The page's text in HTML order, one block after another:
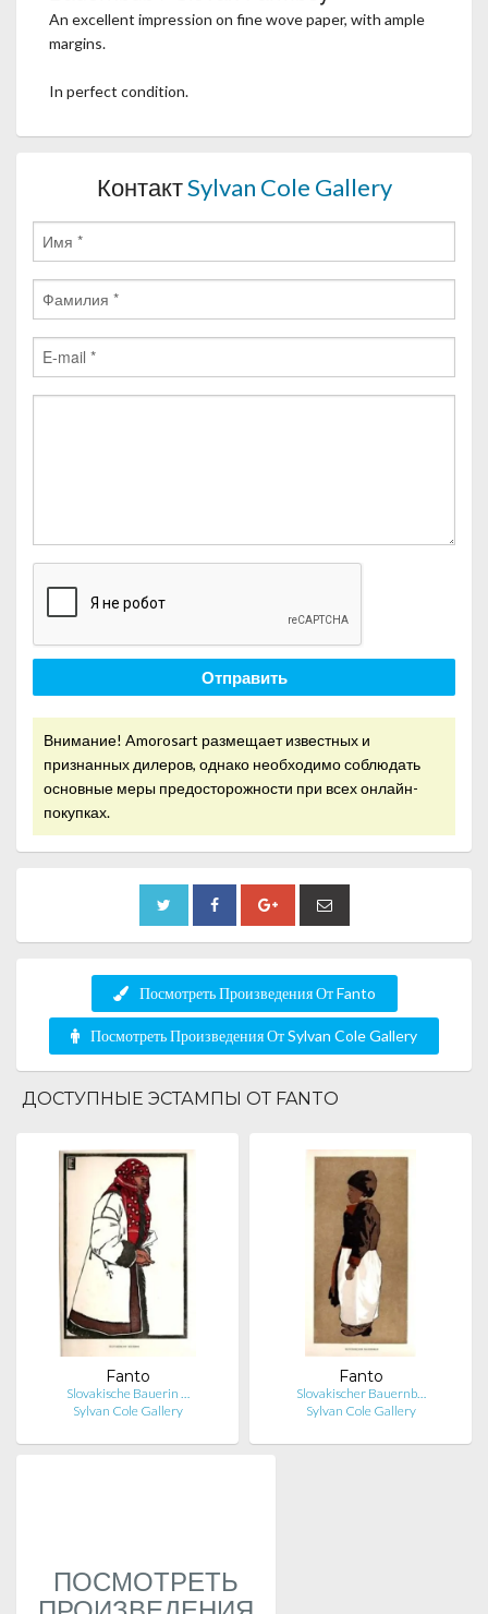
An excellent impression on fine wove paper, with ample
margins.
In perfect condition.
КонтактSylvan Cole Gallery
Отправить
Внимание! Amorosart размещает известных и
признанных дилеров, однако необходимо соблюдать
основные меры предосторожности при всех онлайн-
покупках.
Посмотреть Произведения От Fanto
Посмотреть Произведения От Sylvan Cole Gallery
ДОСТУПНЫЕ ЭСТАМПЫ ОТ FANTO
Fanto
Slovakische Bauerin …
Sylvan Cole Gallery
Fanto
Slovakischer Bauernb…
Sylvan Cole Gallery
ПОСМОТРЕТЬ